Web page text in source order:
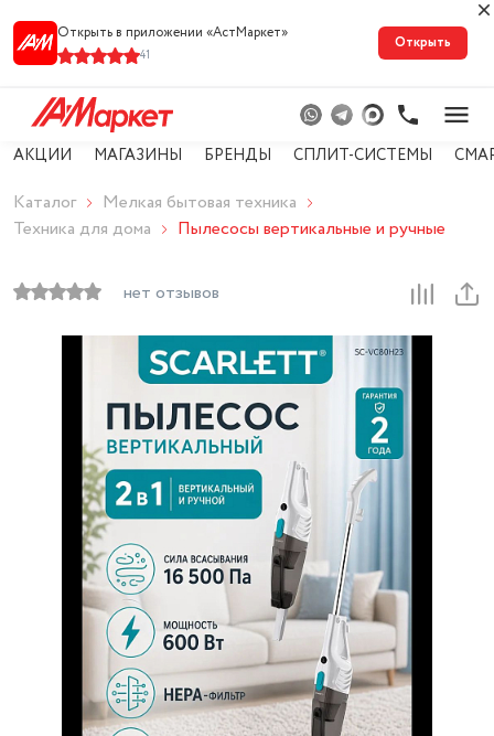
Открыть в приложении «АстМарке‪т‬»
41
Открыть
АКЦИИ МАГАЗИНЫ БРЕНДЫ СПЛИТ-СИСТЕМЫ
Каталог
Мелкая бытовая техника
Техника для дома
Пылесосы вертикальные и ручные
нет отзывов